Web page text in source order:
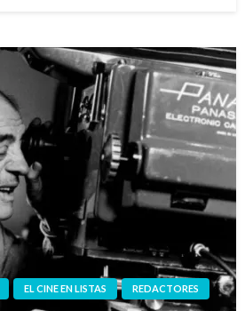
EL CINE EN LISTAS REDACTORES